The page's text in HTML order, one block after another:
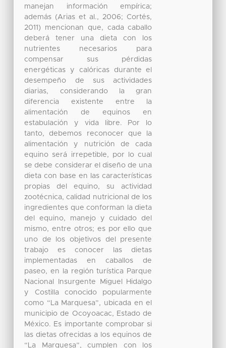
manejan información empírica;
además (Arias et al., 2006; Cortés,
2011) mencionan que, cada caballo
deberá tener una dieta con los
nutrientes necesarios para
compensar sus pérdidas
energéticas y calóricas durante el
desempeño de sus actividades
diarias, considerando la gran
diferencia existente entre la
alimentación de equinos en
estabulación y vida libre. Por lo
tanto, debemos reconocer que la
alimentación y nutrición de cada
equino será irrepetible, por lo cual
se debe considerar el diseño de una
dieta con base en las características
propias del equino, su actividad
zootécnica, calidad nutricional de los
ingredientes que conforman la dieta
del equino, manejo y cuidado del
mismo, entre otros; es por ello que
uno de los objetivos del presente
trabajo es conocer las dietas
implementadas en caballos de
paseo, en la región turística Parque
Nacional Insurgente Miguel Hidalgo
y Costilla conocido popularmente
como “La Marquesa”, ubicada en el
municipio de Ocoyoacac, Estado de
México. Es importante comprobar si
las dietas ofrecidas a los equinos de
“La Marquesa”, cumplen con los